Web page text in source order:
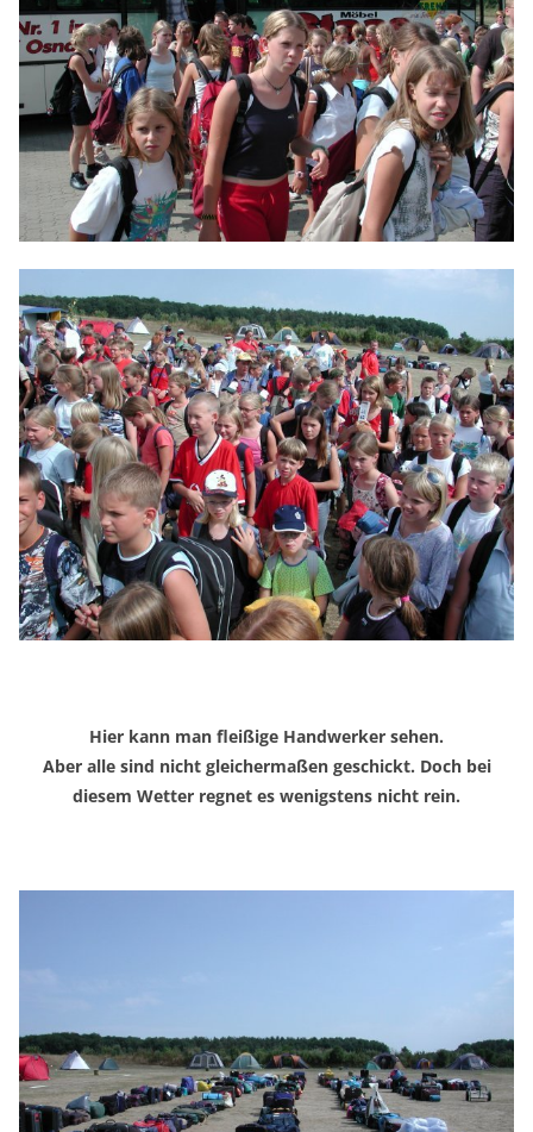
Hier kann man fleißige Handwerker sehen.
Aber alle sind nicht gleichermaßen geschickt. Doch bei
diesem Wetter regnet es wenigstens nicht rein.